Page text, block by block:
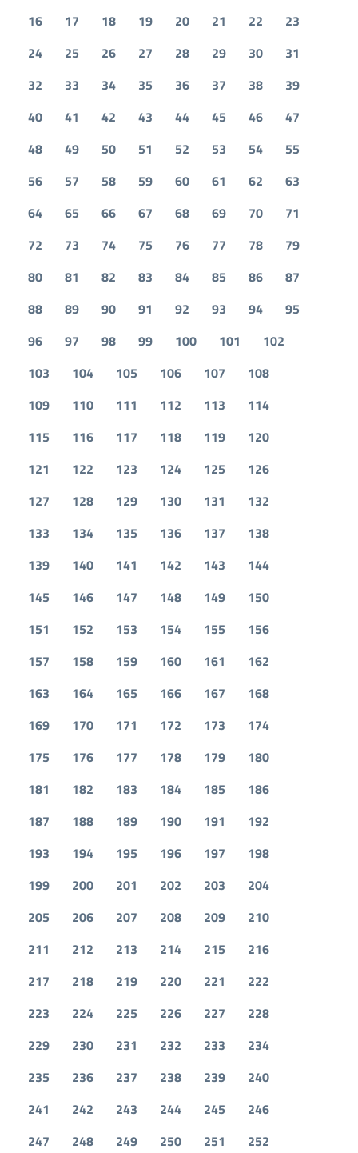
16
17 18 19 20 21 22
23
24
25 26 27 28 29 30
31
32
33 34 35 36 37 38
39
40
41 42 43 44 45 46
47
48
49 50 51 52 53 54
55
56
57 58 59 60 61 62
63
64
65 66 67 68 69 70
71
72
73 74 75 76 77 78
79
80
81 82 83 84 85 86
87
88
89 90 91 92 93 94
95
96
97 98 99 100 101
102
103
104 105 106 107
108
109
110 111 112 113
114
115
116 117 118 119
120
121
122 123 124 125
126
127
128 129 130 131
132
133
134 135 136 137
138
139
140 141 142 143
144
145
146 147 148 149
150
151
152 153 154 155
156
157
158 159 160 161
162
163
164 165 166 167
168
169
170 171 172 173
174
175
176 177 178 179
180
181
182 183 184 185
186
187
188 189 190 191
192
193
194 195 196 197
198
199
200 201 202 203
204
205
206 207 208 209
210
211
212 213 214 215
216
217
218 219 220 221
222
223
224 225 226 227
228
229
230 231 232 233
234
235
236 237 238 239
240
241
242 243 244 245
246
247
248 249 250 251 252